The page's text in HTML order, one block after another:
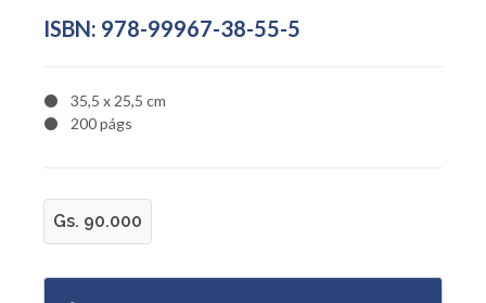
ISBN: 978-99967-38-55-5
35,5 x 25,5 cm
200 págs
Gs. 90.000